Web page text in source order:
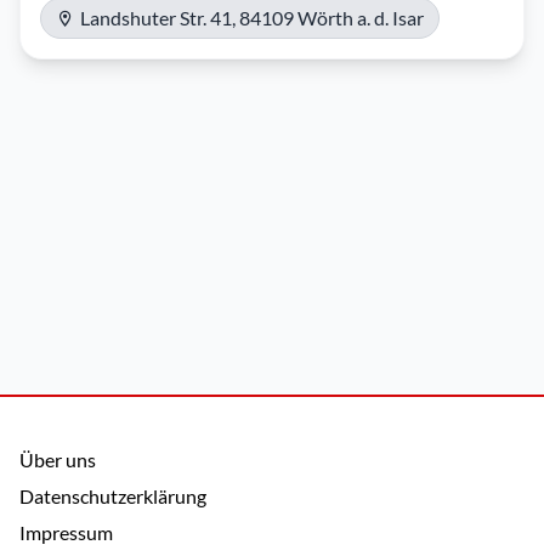
Landshuter Str. 41, 84109 Wörth a. d. Isar
Über uns
Datenschutzerklärung
Impressum